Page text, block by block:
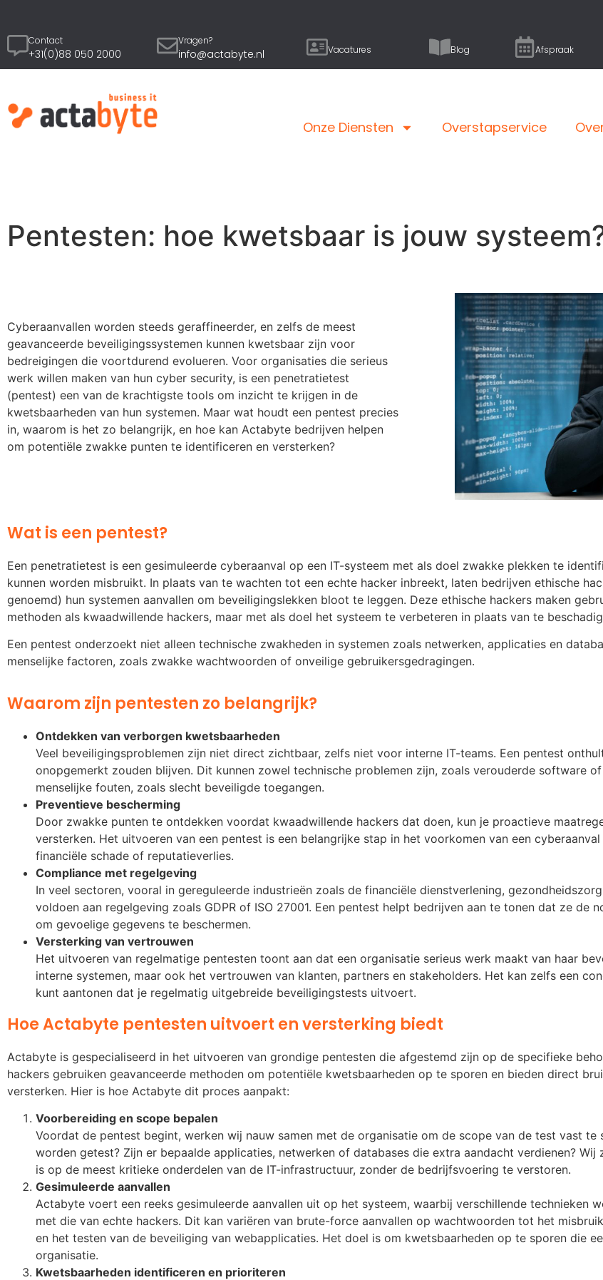
Contact
+31(0)88 050 2000
Vragen?
info@actabyte.nl Vacatures Blog Afspraak
Onze Diensten Overstapservice
Pentesten: hoe kwetsbaar is jouw
Cyberaanvallen worden steeds geraffineerder, en zelfs de meest
geavanceerde beveiligingssystemen kunnen kwetsbaar zijn voor
bedreigingen die voortdurend evolueren. Voor organisaties die serieus
werk willen maken van hun cyber security, is een penetratietest
(pentest) een van de krachtigste tools om inzicht te krijgen in de
kwetsbaarheden van hun systemen. Maar wat houdt een pentest precies
in, waarom is het zo belangrijk, en hoe kan Actabyte bedrijven helpen
om potentiële zwakke punten te identificeren en versterken?
Wat is een pentest?
Een penetratietest is een gesimuleerde cyberaanval op een IT-systeem met als doel zwakke plekken te
kunnen worden misbruikt. In plaats van te wachten tot een echte hacker inbreekt, laten bedrijven ethische
genoemd) hun systemen aanvallen om beveiligingslekken bloot te leggen. Deze ethische hackers maken
methoden als kwaadwillende hackers, maar met als doel het systeem te verbeteren in plaats van te
Een pentest onderzoekt niet alleen technische zwakheden in systemen zoals netwerken, applicaties en
menselijke factoren, zoals zwakke wachtwoorden of onveilige gebruikersgedragingen.
Waarom zijn pentesten zo belangrijk?
Ontdekken van verborgen kwetsbaarheden
Veel beveiligingsproblemen zijn niet direct zichtbaar, zelfs niet voor interne IT-teams. Een pentest
onopgemerkt zouden blijven. Dit kunnen zowel technische problemen zijn, zoals verouderde software
menselijke fouten, zoals slecht beveiligde toegangen.
Preventieve bescherming
Door zwakke punten te ontdekken voordat kwaadwillende hackers dat doen, kun je proactieve
versterken. Het uitvoeren van een pentest is een belangrijke stap in het voorkomen van een
financiële schade of reputatieverlies.
Compliance met regelgeving
In veel sectoren, vooral in gereguleerde industrieën zoals de financiële dienstverlening,
voldoen aan regelgeving zoals GDPR of ISO 27001. Een pentest helpt bedrijven aan te tonen dat ze de
om gevoelige gegevens te beschermen.
Versterking van vertrouwen
Het uitvoeren van regelmatige pentesten toont aan dat een organisatie serieus werk maakt van haar
interne systemen, maar ook het vertrouwen van klanten, partners en stakeholders. Het kan zelfs een
kunt aantonen dat je regelmatig uitgebreide beveiligingstests uitvoert.
Hoe Actabyte pentesten uitvoert en versterking biedt
Actabyte is gespecialiseerd in het uitvoeren van grondige pentesten die afgestemd zijn op de specifieke
hackers gebruiken geavanceerde methoden om potentiële kwetsbaarheden op te sporen en bieden direct
versterken. Hier is hoe Actabyte dit proces aanpakt:
Voorbereiding en scope bepalen
Voordat de pentest begint, werken wij nauw samen met de organisatie om de scope van de test vast te
worden getest? Zijn er bepaalde applicaties, netwerken of databases die extra aandacht verdienen?
is op de meest kritieke onderdelen van de IT-infrastructuur, zonder de bedrijfsvoering te verstoren.
Gesimuleerde aanvallen
Actabyte voert een reeks gesimuleerde aanvallen uit op het systeem, waarbij verschillende technieken
met die van echte hackers. Dit kan variëren van brute-force aanvallen op wachtwoorden tot het
en het testen van de beveiliging van webapplicaties. Het doel is om kwetsbaarheden op te sporen die
organisatie.
Kwetsbaarheden identificeren en prioriteren